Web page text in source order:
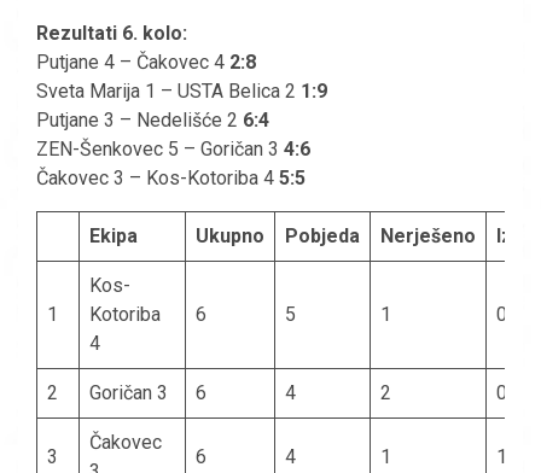
Rezultati 6. kolo:
Putjane 4 – Čakovec 4 2:8
Sveta Marija 1 – USTA Belica 2 1:9
Putjane 3 – Nedelišće 2 6:4
ZEN-Šenkovec 5 – Goričan 3 4:6
Čakovec 3 – Kos-Kotoriba 4 5:5
Ekipa Ukupno Pobjeda Nerješeno
1
Kos-
Kotoriba
4
6 5 1 0
2 Goričan 3 6 4 2 0
3
Čakovec
6 4 1 1